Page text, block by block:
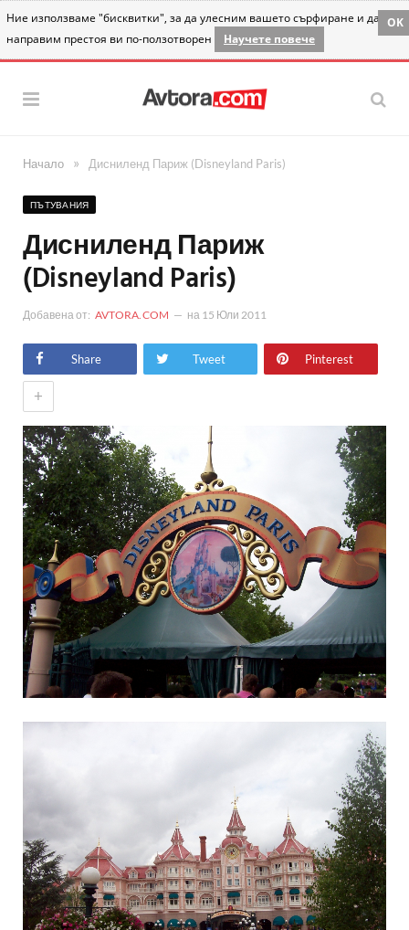
Ние използваме "бисквитки", за да улесним вашето сърфиране и да
направим престоя ви по-ползотворен
Научете повече
OK
Начало » Дисниленд Париж (Disneyland Paris)
ПЪТУВАНИЯ
Дисниленд Париж
(Disneyland Paris)
Добавена от: AVTORA.COM на 15 Юли 2011
Share Tweet Pinterest
+